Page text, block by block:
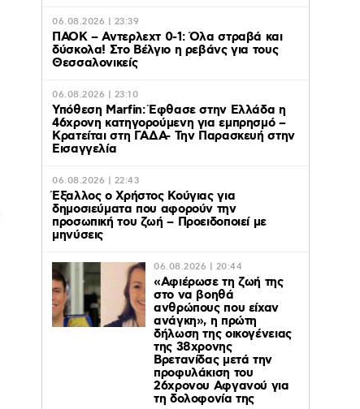
06.08.2026 | 23:39
ΠΑΟΚ – Αντερλεχτ 0-1: Όλα στραβά και
δύσκολα! Στο Βέλγιο η ρεβάνς για τους
Θεσσαλονικείς
06.08.2026 | 23:10
Υπόθεση Marfin: Έφθασε στην Ελλάδα η
46χρονη κατηγορούμενη για εμπρησμό –
Κρατείται στη ΓΑΔΑ- Την Παρασκευή στην
Εισαγγελία
06.08.2026 | 22:43
Έξαλλος ο Χρήστος Κούγιας για
δημοσιεύματα που αφορούν την
προσωπική του ζωή – Προειδοποιεί με
μηνύσεις
06.08.2026 | 20:44
«Αφιέρωσε τη ζωή της
στο να βοηθά
ανθρώπους που είχαν
ανάγκη», η πρώτη
δήλωση της οικογένειας
της 38χρονης
Βρετανίδας μετά την
προφυλάκιση του
26χρονου Αφγανού για
τη δολοφονία της